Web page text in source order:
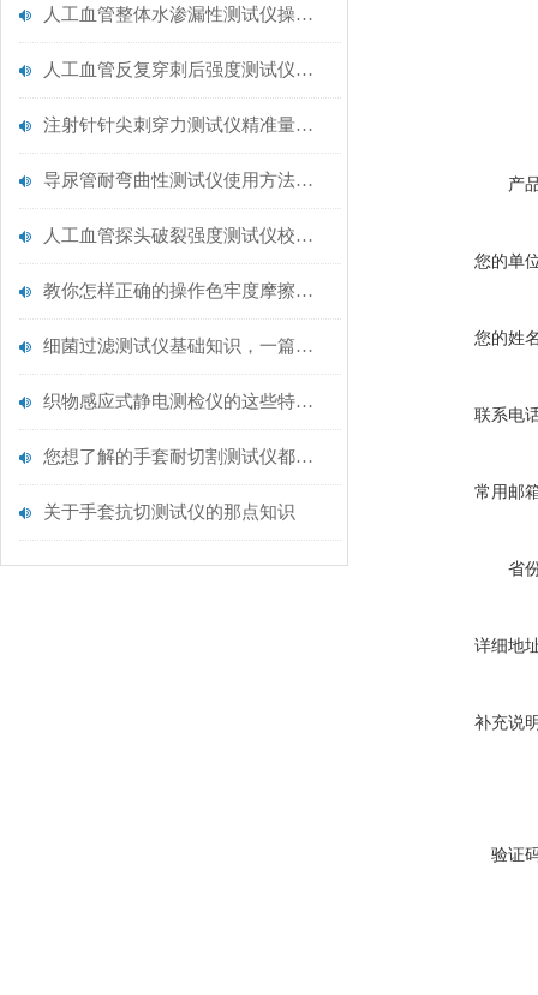
人工血管整体水渗漏性测试仪操作中最容易出错的步骤
人工血管反复穿刺后强度测试仪是什么？透析患者的“生命管“质量靠它把关！
注射针针尖刺穿力测试仪精准量化针尖锋利度，构筑临床安全防线
导尿管耐弯曲性测试仪使用方法与操作规范
人工血管探头破裂强度测试仪校准规范：精准赋能医疗安全的技术基准
教你怎样正确的操作色牢度摩擦测试机
细菌过滤测试仪基础知识，一篇搞定
织物感应式静电测检仪的这些特点很少有人都知道
您想了解的手套耐切割测试仪都在这里了
关于手套抗切测试仪的那点知识
产
您的单
您的姓
联系电
常用邮
省
详细地
补充说
验证